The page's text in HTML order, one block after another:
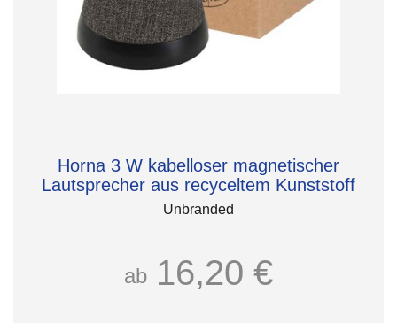
Horna 3 W kabelloser magnetischer
Lautsprecher aus recyceltem Kunststoff
Unbranded
ab 16,20 €